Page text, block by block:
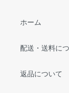
ホーム
配送・送料に
返品について